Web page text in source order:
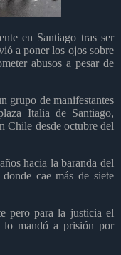
en Santiago tras ser
a poner los ojos sobre
abusos a pesar de
grupo de manifestantes
Italia de Santiago,
Chile desde octubre del
hacia la baranda del
cae más de siete
pero para la justicia el
lo mandó a prisión por